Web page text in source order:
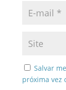
Salvar
próxima vez